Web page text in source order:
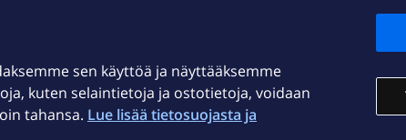
sen käyttöä ja näyttääksemme
kuten selaintietoja ja ostotietoja, voidaan
tahansa. Lue lisää tietosuojasta ja